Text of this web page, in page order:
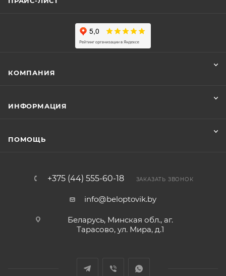
КОМПАНИЯ
ИНФОРМАЦИЯ
ПОМОЩЬ
+375 (44) 555-60-18 ЗАКАЗАТЬ ЗВОНОК
info@beloptovik.by
Беларусь, Минская обл., аг.
Тарасово, ул. Мира, д.1